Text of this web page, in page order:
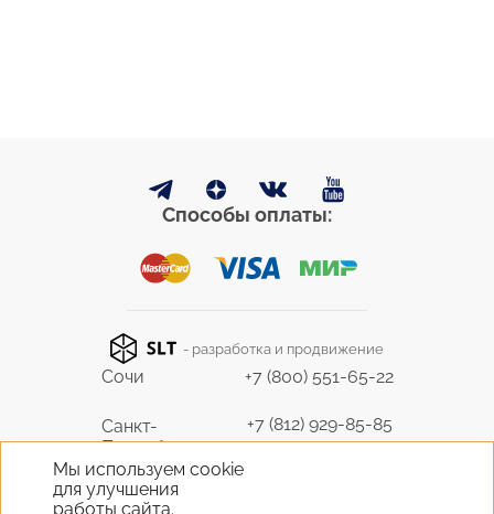
Мы используем cookie
для улучшения
работы сайта.
Способы оплаты:
- разработка и продвижение
Сочи +7 (800) 551-65-22
Санкт-
Петербург
+7 (812) 929-85-85
9298585@bk.ru
Москва